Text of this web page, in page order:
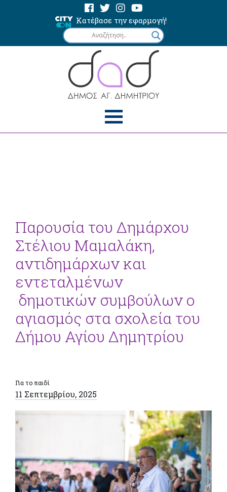
Κατέβασε την εφαρμογή!
Παρουσία του Δημάρχου
Στέλιου Μαμαλάκη,
αντιδημάρχων και
εντεταλμένων
δημοτικών συμβούλων ο
αγιασμός στα σχολεία του
Δήμου Αγίου Δημητρίου
Για το παιδί
11 Σεπτεμβρίου, 2025